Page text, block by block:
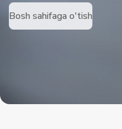
Bosh sahifaga o'tish